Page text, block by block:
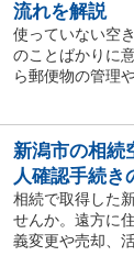
流れを解説
使っていない空
のことばかりに
ら郵便物の管理
新潟市の相続
人確認手続き
相続で取得した
せんか。遠方に
義変更や売却、